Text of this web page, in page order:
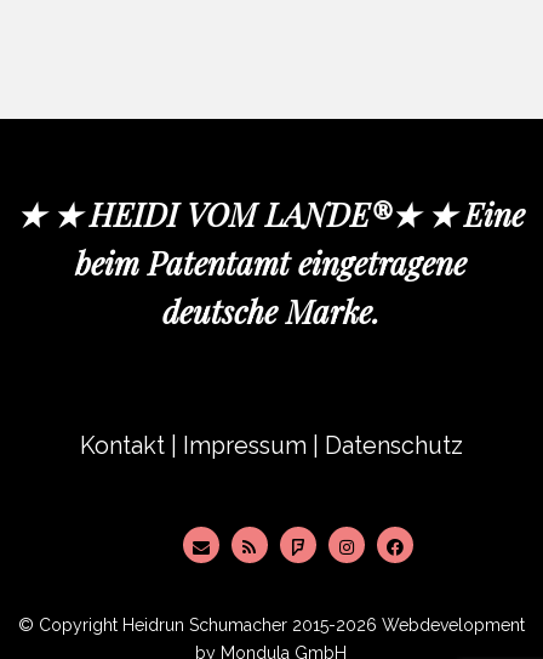
★ ★ HEIDI VOM LANDE®★ ★ Eine
beim Patentamt eingetragene
deutsche Marke.
Kontakt Impressum Datenschutz
© Copyright Heidrun Schumacher 2015-2026 Webdevelopment
by Mondula GmbH